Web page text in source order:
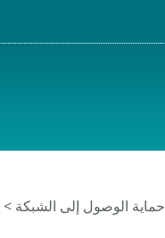
حماية الوصول إلى الشبكة >